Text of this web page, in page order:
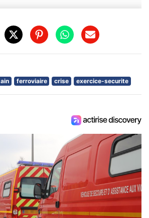
ain ferroviaire crise exercice-securite